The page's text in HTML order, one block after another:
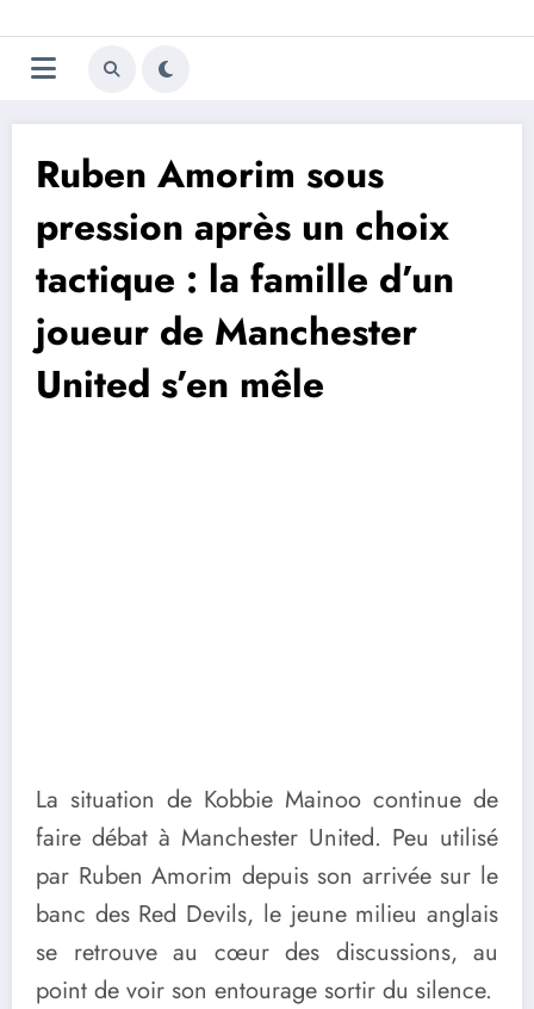
au
contenu
Trivela
L'actualité du football
Ruben Amorim sous
pression après un choix
tactique : la famille d’un
joueur de Manchester
United s’en mêle
La situation de Kobbie Mainoo continue de
faire débat à Manchester United. Peu utilisé
par Ruben Amorim depuis son arrivée sur le
banc des Red Devils, le jeune milieu anglais
se retrouve au cœur des discussions, au
point de voir son entourage sortir du silence.